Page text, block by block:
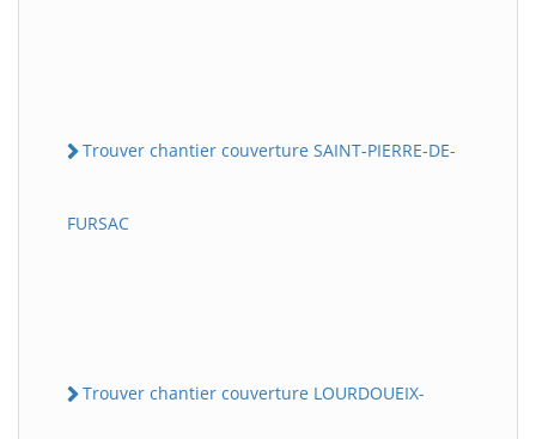
Trouver chantier couverture SAINT-PIERRE-DE-
FURSAC
Trouver chantier couverture LOURDOUEIX-